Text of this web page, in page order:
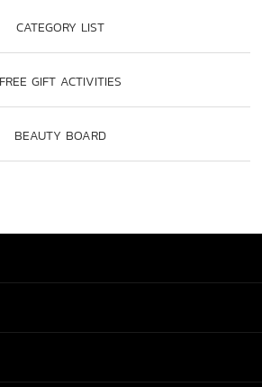
CATEGORY LIST
FREE GIFT ACTIVITIES
BEAUTY BOARD